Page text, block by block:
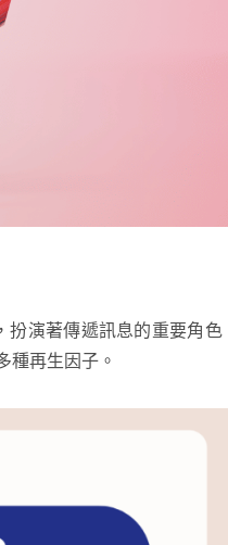
扮演著傳遞訊息的重要角色
種再生因子。